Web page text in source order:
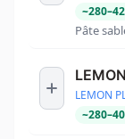
~280–
Pâte
LEMON
~280–